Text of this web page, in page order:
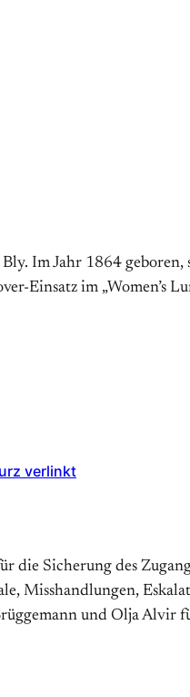
Im Jahr 1864
Einsatz im „Women’s
verlinkt
die Sicherung des
Misshandlungen,
und Olja Alvir